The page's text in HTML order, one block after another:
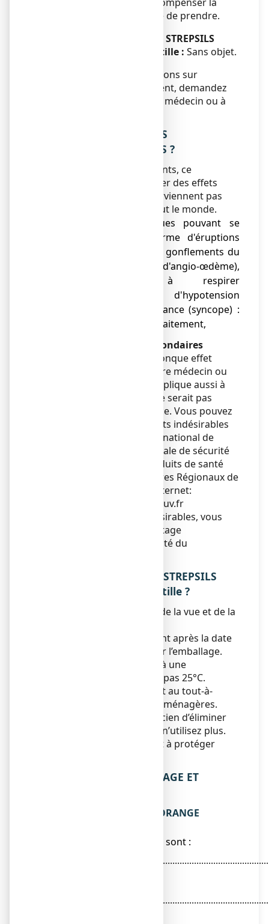
dose que vous avez oubliée de prendre.
Si vous arrêtez de prendre STREPSILS
ORANGE VITAMINE C, pastille : Sans objet.
Si vous avez d’autres questions sur
l’utilisation de ce médicament, demandez
plus d’informations à votre médecin ou à
4. QUELS SONT LES EFFETS
INDESIRABLES EVENTUELS ?
Comme tous les médicaments, ce
médicament peut provoquer des effets
indésirables, mais ils ne surviennent pas
systématiquement chez tout le monde.
● Réactions allergiques pouvant se
manifester sous la forme d'éruptions
cutanées, d’urticaire, de gonflements du
visage ou de la gorge (d'angio-œdème),
de difficultés à respirer
(bronchospasmes) ou d'hypotension
avec perte de connaissance (syncope) :
dans ce cas, arrêtez le traitement,
Déclaration des effets secondaires
Si vous ressentez un quelconque effet
indésirable, parlez-en à votre médecin ou
votre pharmacien. Ceci s’applique aussi à
tout effet indésirable qui ne serait pas
mentionné dans cette notice. Vous pouvez
également déclarer les effets indésirables
directement via le système national de
déclaration : Agence nationale de sécurité
du médicament et des produits de santé
(ANSM) et réseau des Centres Régionaux de
Pharmacovigilance - Site internet:
www.signalement-sante.gouv.fr
En signalant les effets indésirables, vous
contribuez à fournir davantage
d’informations sur la sécurité du
5. COMMENT CONSERVER STREPSILS
ORANGE VITAMINE C, pastille ?
Tenir ce médicament hors de la vue et de la
N’utilisez pas ce médicament après la date
de péremption indiquée sur l’emballage.
Conservez ce médicament à une
température ne dépassant pas 25°C.
Ne jetez aucun médicament au tout-à-
l’égout ou avec les ordures ménagères.
Demandez à votre pharmacien d’éliminer
les médicaments que vous n’utilisez plus.
Ces mesures contribueront à protéger
6. CONTENU DE L’EMBALLAGE ET
Ce que contient STREPSILS ORANGE
● Les substances actives sont :